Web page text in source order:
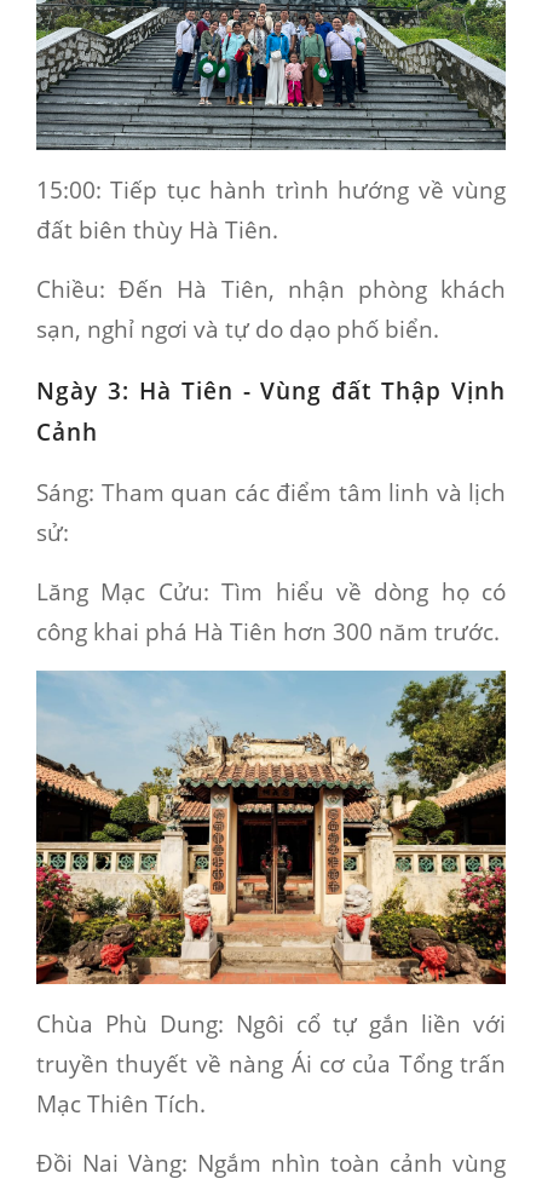
15:00:Tiếp tục hành trình hướng về vùng
đất biên thùy Hà Tiên.
Chiều: Đến Hà Tiên, nhận phòng khách
sạn, nghỉ ngơi và tự do dạo phố biển.
Ngày 3: Hà Tiên - Vùng đất Thập Vịnh
Cảnh
Sáng: Tham quan các điểm tâm linh và lịch
sử:
Lăng Mạc Cửu: Tìm hiểu về dòng họ có
công khai phá Hà Tiên hơn 300 năm trước.
Chùa Phù Dung: Ngôi cổ tự gắn liền với
truyền thuyết về nàng Ái cơ của Tổng trấn
Mạc Thiên Tích.
Đồi Nai Vàng: Ngắm nhìn toàn cảnh vùng